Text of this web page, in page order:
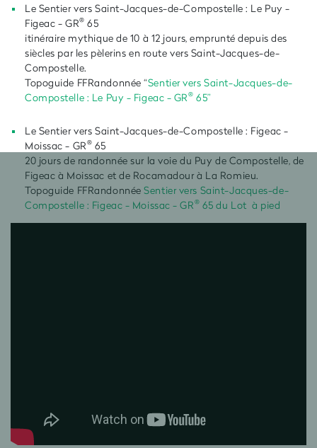
Le Sentier vers Saint-Jacques-de-Compostelle : Le Puy -
Figeac - GR® 65
itinéraire mythique de 10 à 12 jours, emprunté depuis des
siècles par les pèlerins en route vers Saint-Jacques-de-
Compostelle.
Topoguide FFRandonnée “Sentier vers Saint-Jacques-de-
Compostelle : Le Puy - Figeac - GR® 65”
Le Sentier vers Saint-Jacques-de-Compostelle : Figeac -
Moissac - GR® 65
20 jours de randonnée sur la voie du Puy de Compostelle, de
Figeac à Moissac et de Rocamadour à La Romieu.
Topoguide FFRandonnéeSentier vers Saint-Jacques-de-
Compostelle : Figeac - Moissac - GR® 65 du Lot à pied